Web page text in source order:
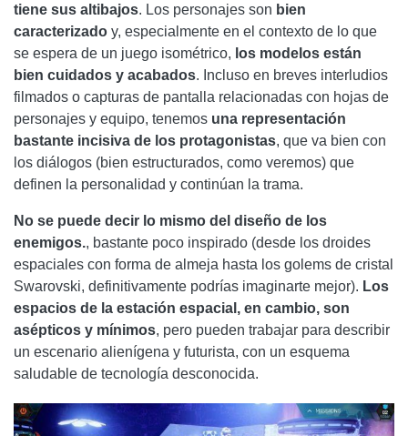
tiene sus altibajos. Los personajes son bien
caracterizado y, especialmente en el contexto de lo que
se espera de un juego isométrico, los modelos están
bien cuidados y acabados. Incluso en breves interludios
filmados o capturas de pantalla relacionadas con hojas de
personajes y equipo, tenemos una representación
bastante incisiva de los protagonistas, que va bien con
los diálogos (bien estructurados, como veremos) que
definen la personalidad y continúan la trama.
No se puede decir lo mismo del diseño de los
enemigos., bastante poco inspirado (desde los droides
espaciales con forma de almeja hasta los golems de cristal
Swarovski, definitivamente podrías imaginarte mejor). Los
espacios de la estación espacial, en cambio, son
asépticos y mínimos, pero pueden trabajar para describir
un escenario alienígena y futurista, con un esquema
saludable de tecnología desconocida.